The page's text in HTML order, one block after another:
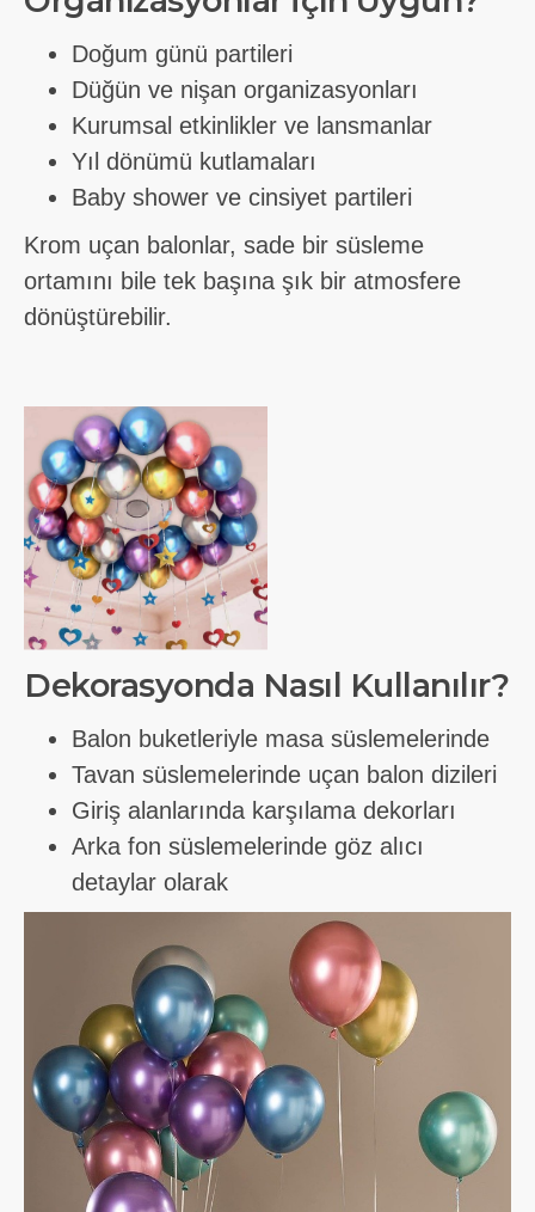
Doğum günü partileri
Düğün ve nişan organizasyonları
Kurumsal etkinlikler ve lansmanlar
Yıl dönümü kutlamaları
Baby shower ve cinsiyet partileri
Krom uçan balonlar, sade bir süsleme
ortamını bile tek başına şık bir atmosfere
dönüştürebilir.
Dekorasyonda Nasıl Kullanılır?
Balon buketleriyle masa süslemelerinde
Tavan süslemelerinde uçan balon dizileri
Giriş alanlarında karşılama dekorları
Arka fon süslemelerinde göz alıcı
detaylar olarak